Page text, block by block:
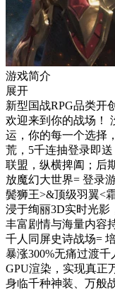
游戏简介
展开
新型国战RPG品类开
欢迎来到你的战场！
运，你的每一个选择
荒，5千连抽登录即
联盟，纵横捭阖；后
放魔幻大世界= 登录
鬓狮王>&顶级羽翼<
浸于绚丽3D实时光影
丰富剧情与海量内容
千人同屏史诗战场=
暴涨300%无痛过渡
GPU渲染，实现真正
身临千种神装、万般